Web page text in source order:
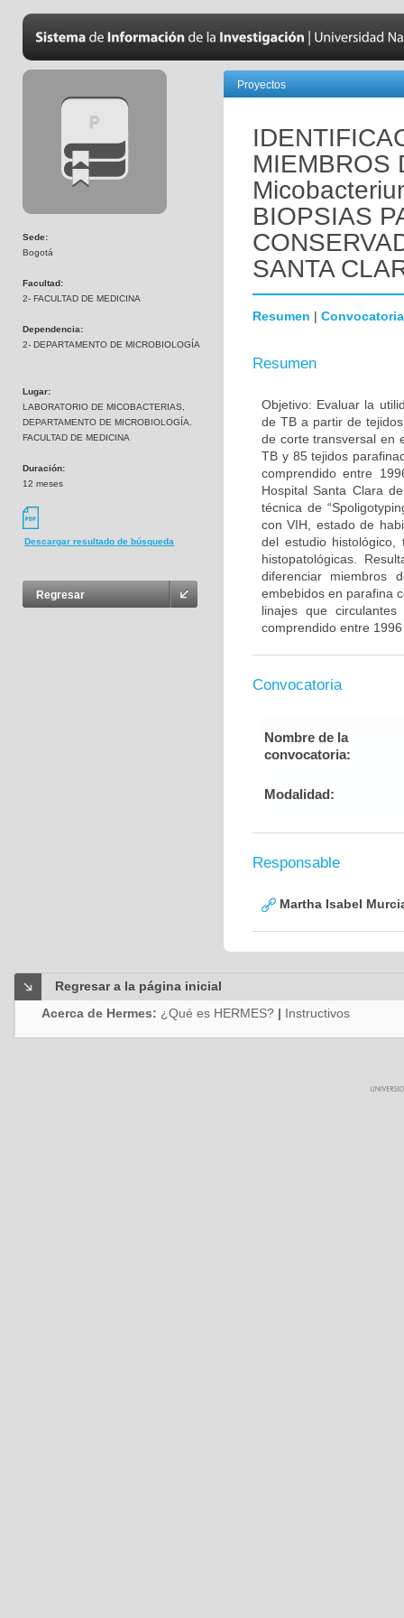
Sede:
Bogotá
Facultad:
2- FACULTAD DE MEDICINA
Dependencia:
2- DEPARTAMENTO DE MICROBIOLOGÍA
Lugar:
LABORATORIO DE MICOBACTERIAS,
DEPARTAMENTO DE MICROBIOLOGÍA.
FACULTAD DE MEDICINA
Duración:
12 meses
Descargar resultado de búsqueda
Regresar
Proyectos
MIEMBROS
BIOPSIAS
SANTA
Resumen | Convocatoria
Resumen
Objetivo: Evaluar la
de TB a partir de
de corte transversal en
TB y 85 tejidos
comprendido entre
Hospital Santa Clara
técnica de
con VIH, estado de
del estudio
histopatológicas.
diferenciar miembros
embebidos en parafina
linajes que
comprendido entre
Convocatoria
Nombre de la
convocatoria:
Modalidad:
Responsable
Martha Isabel
Regresar a la página inicial
Acerca de Hermes: ¿Qué es HERMES? | Instructivos